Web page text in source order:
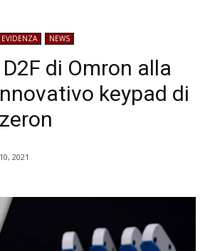
NEWS
di Omron alla
keypad di
2021